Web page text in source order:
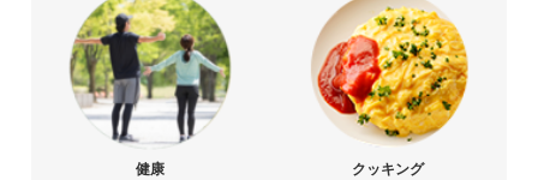
健康 クッキング